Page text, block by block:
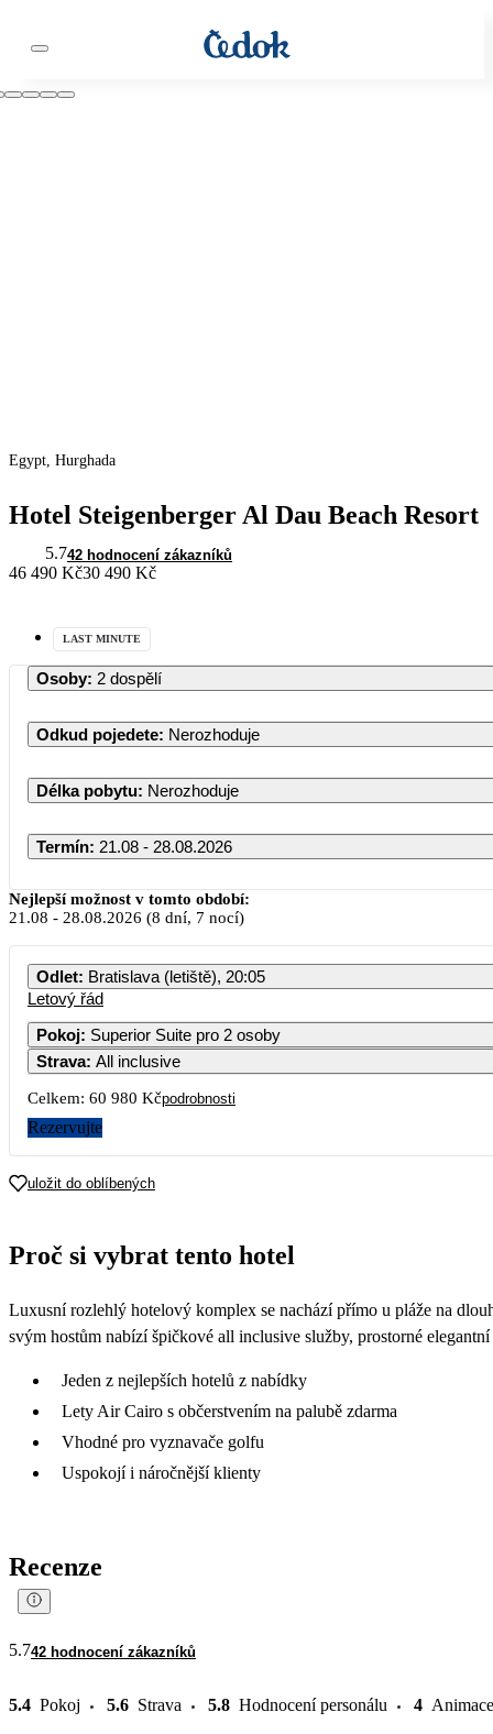
Egypt, Hurghada
Hotel Steigenberger Al Dau Beach Resort
5.742 hodnocení zákazníků
46 490 Kč30 490 Kč
LAST MINUTE
Osoby: 2 dospělí
Odkud pojedete: Nerozhoduje
Délka pobytu: Nerozhoduje
Termín: 21.08 - 28.08.2026
Nejlepší možnost v tomto období:
21.08 - 28.08.2026 (8 dní, 7 nocí)
Odlet: Bratislava (letiště), 20:05
Letový řád
Pokoj: Superior Suite pro 2 osoby
Strava: All inclusive
Celkem: 60 980 Kčpodrobnosti
Rezervujte
uložit do oblíbených
Proč si vybrat tento hotel
Luxusní rozlehlý hotelový komplex se nachází přímo u pláže na
svým hostům nabízí špičkové all inclusive služby, prostorné
Jeden z nejlepších hotelů z nabídky
Lety Air Cairo s občerstvením na palubě zdarma
Vhodné pro vyznavače golfu
Uspokojí i náročnější klienty
Recenze
5.742 hodnocení zákazníků
5.4 Pokoj 5.6 Strava 5.8 Hodnocení personálu 4 Animace